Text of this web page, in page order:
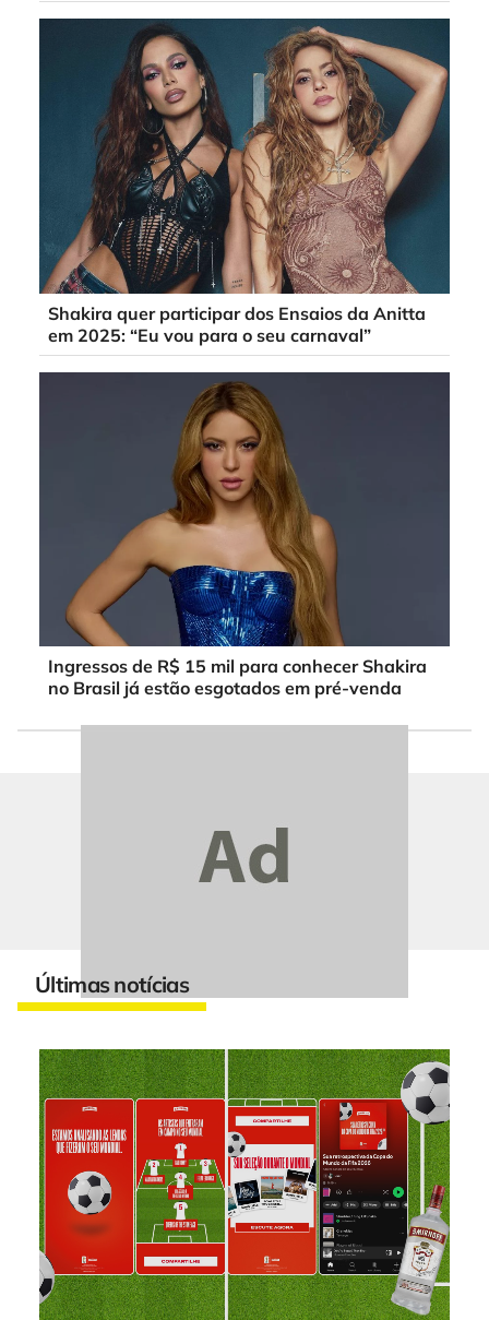
Shakira quer participar dos Ensaios da Anitta
em 2025: “Eu vou para o seu carnaval”
Ingressos de R$ 15 mil para conhecer Shakira
no Brasil já estão esgotados em pré-venda
Últimas notícias